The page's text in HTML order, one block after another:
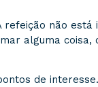
não está
alguma coisa,
de